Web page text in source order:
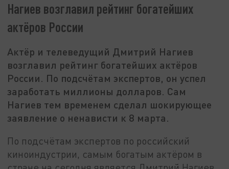
Нагиев возглавил рейтинг богатейших
актёров России
Актёр и телеведущий Дмитрий Нагиев
возглавил рейтинг богатейших актёров
России. По подсчётам экспертов, он успел
заработать миллионы долларов. Сам
Нагиев тем временем сделал шокирующее
заявление о ненависти к 8 марта.
По подсчётам экспертов по российский
киноиндустрии, самым богатым актёром в